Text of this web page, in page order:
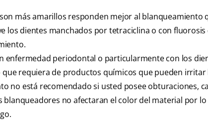
más amarillos responden mejor al
los dientes manchados por tetraciclina o con
enfermedad periodontal o particularmente con los
requiera de productos químicos que pueden irritar
no está recomendado si usted posee obturaciones,
blanqueadores no afectaran el color del material por